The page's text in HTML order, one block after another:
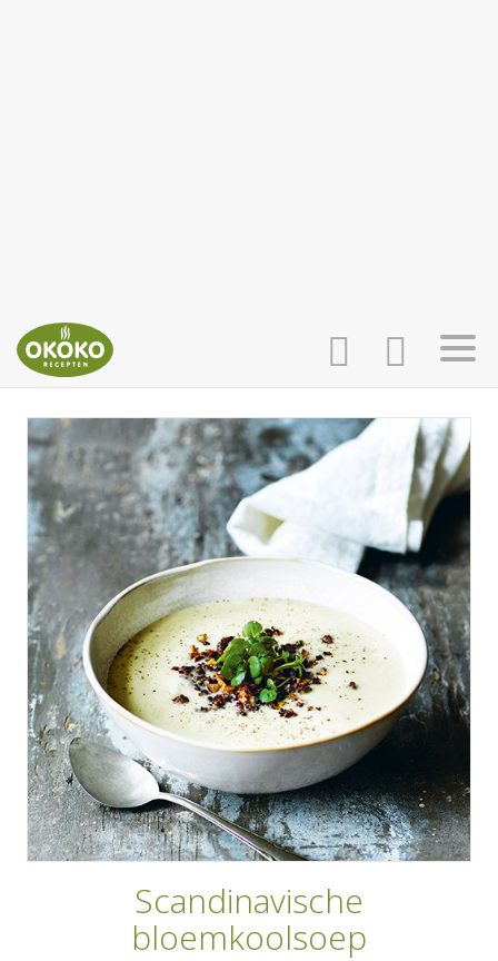
INLOGGEN
AANMELDEN
HOME
RECEPTEN
WEEKMENU'S
KOOKBOEKEN
Scandinavische
bloemkoolsoep